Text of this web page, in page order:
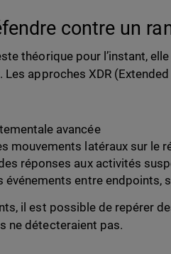
contre un
théorique pour l’instant,
. Les approches XDR
avancée
mouvements latéraux sur le
réponses aux activités
événements entre endpoints,
il est possible de repérer
ne détecteraient pas.